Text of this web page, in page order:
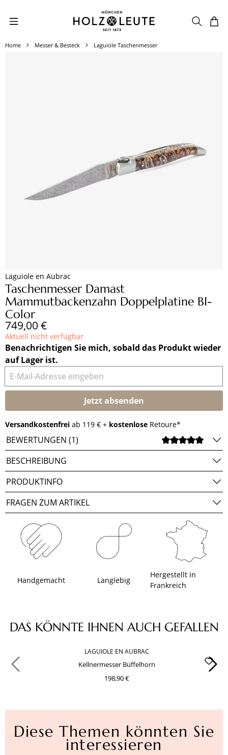
Zum Hauptinhalt springen
Home Messer & Besteck Laguiole Taschenmesser
Laguiole en Aubrac
Taschenmesser Damast
Mammutbackenzahn Doppelplatine BI-
Color
Regulärer Preis:
749,00 €
Aktuell nicht verfügbar
Benachrichtigen Sie mich, sobald das Produkt wieder
auf Lager ist.
E-Mail-Adresse eingeben
Jetzt absenden
Versandkostenfrei ab 119 € + kostenlose Retoure*
BEWERTUNGEN (1)
BESCHREIBUNG
PRODUKTINFO
FRAGEN ZUM ARTIKEL
Handgemacht Langlebig
Hergestellt in
Frankreich
Produktgalerie überspringen
DAS KÖNNTE IHNEN AUCH GEFALLEN
LAGUIOLE EN AUBRAC
Kellnermesser Büffelhorn
198,90 €
Diese Themen könnten Sie
interessieren